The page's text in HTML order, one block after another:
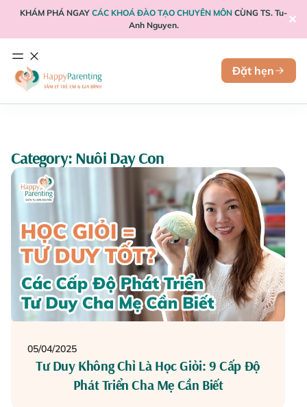
KHÁM PHÁ NGAY CÁC KHOÁ ĐÀO TẠO CHUYÊN MÔN CÙNG TS. Tu-
Anh Nguyen.
✕
Đặt hẹn
Category: Nuôi Dạy Con
05/04/2025
Tư Duy Không Chỉ Là Học Giỏi: 9 Cấp Độ
Phát Triển Cha Mẹ Cần Biết